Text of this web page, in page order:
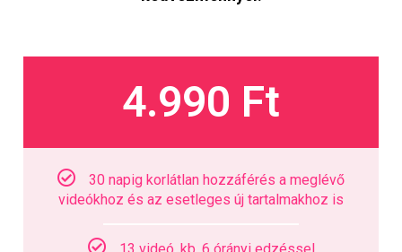
4.990 Ft
30 napig korlátlan hozzáférés a meglévő
videókhoz és az esetleges új tartalmakhoz is